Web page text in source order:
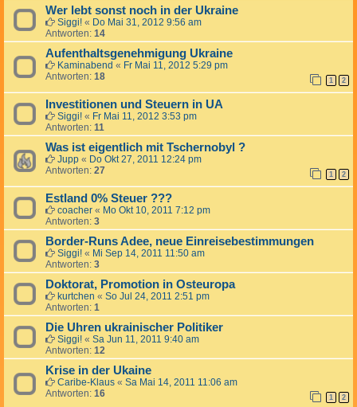
Wer lebt sonst noch in der Ukraine
Siggi! « Do Mai 31, 2012 9:56 am
Antworten: 14
Aufenthaltsgenehmigung Ukraine
Kaminabend « Fr Mai 11, 2012 5:29 pm
Antworten: 18 1 2
Investitionen und Steuern in UA
Siggi! « Fr Mai 11, 2012 3:53 pm
Antworten: 11
Was ist eigentlich mit Tschernobyl ?
Jupp « Do Okt 27, 2011 12:24 pm
Antworten: 27 1 2
Estland 0% Steuer ???
coacher « Mo Okt 10, 2011 7:12 pm
Antworten: 3
Border-Runs Adee, neue Einreisebestimmungen
Siggi! « Mi Sep 14, 2011 11:50 am
Antworten: 3
Doktorat, Promotion in Osteuropa
kurtchen « So Jul 24, 2011 2:51 pm
Antworten: 1
Die Uhren ukrainischer Politiker
Siggi! « Sa Jun 11, 2011 9:40 am
Antworten: 12
Krise in der Ukaine
Caribe-Klaus « Sa Mai 14, 2011 11:06 am
Antworten: 16 1 2